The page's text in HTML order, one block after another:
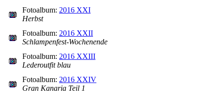
Fotoalbum: 2016 XXI
Herbst
Fotoalbum: 2016 XXII
Schlampenfest-Wochenende
Fotoalbum: 2016 XXIII
Lederoutfit blau
Fotoalbum: 2016 XXIV
Gran Kanaria Teil 1